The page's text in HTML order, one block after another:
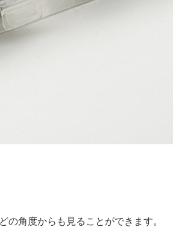
の角度からも見ることができます。